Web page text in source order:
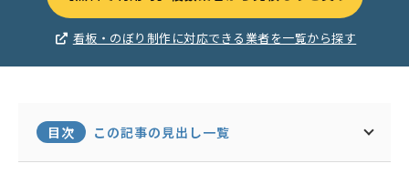
看板・のぼり制作に対応できる業者を一覧から探す
目次 この記事の見出し一覧